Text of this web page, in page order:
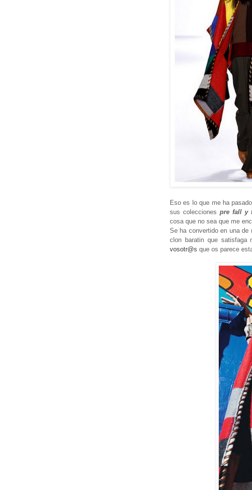
Eso es lo que me ha
sus colecciones pre fall y
cosa que no sea que me
Se ha convertido en una
clon baratin que
vosotr@s que os parece